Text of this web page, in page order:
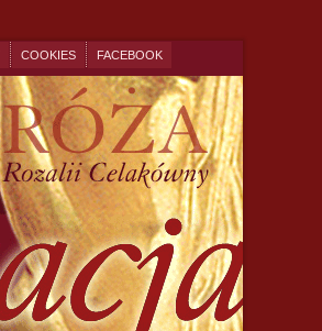
COOKIES FACEBOOK